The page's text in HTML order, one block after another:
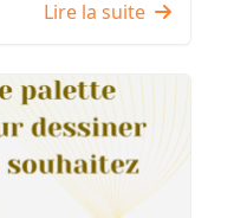
Lire la suite